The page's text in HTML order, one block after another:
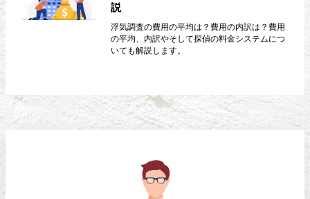
説
浮気調査の費用の平均は？費用の内訳は？費用
の平均、内訳やそして探偵の料金システムにつ
いても解説します。